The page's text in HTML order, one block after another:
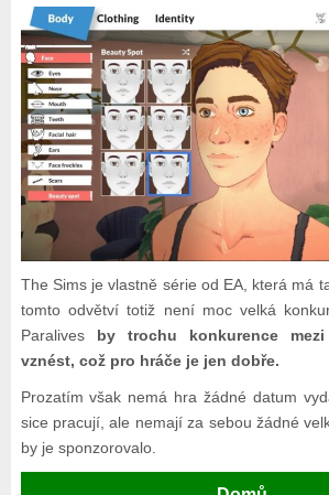
The Sims je vlastně série od EA, která má
tomto odvětví totiž není moc velká
Paralives by trochu konkurence
vznést, což pro hráče je jen dobře.
Prozatím však nemá hra žádné datum
sice pracují, ale nemají za sebou žádné
by je sponzorovalo.